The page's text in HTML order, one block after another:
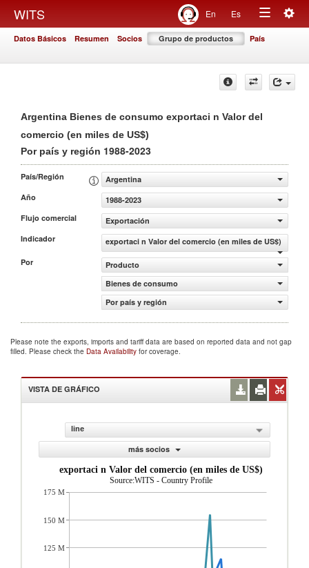
WITS En Es
Toggle
Datos Básicos Resumen Socios Grupo de productos País
Argentina Bienes de consumo exportaci n Valor del
comercio (en miles de US$)
Por país y región 1988-2023
País/Región
Argentina
Año
1988-2023
Flujo comercial
Exportación
Indicador
exportaci n Valor del comercio (en miles de US$)
Por
Producto
Bienes de consumo
Por país y región
Please note the exports, imports and tariff data are based on reported data and not gap
filled. Please check the Data Availability for coverage.
VISTA DE GRÁFICO
line
más socios
exportaci n Valor del comercio (en miles de US$)
Source:WITS - Country Profile
175 M
150 M
125 M